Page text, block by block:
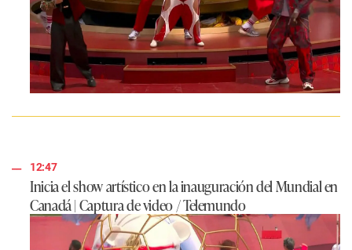
12:47
Inicia el show artístico en la inauguración del Mundial en
Canadá | Captura de video / Telemundo